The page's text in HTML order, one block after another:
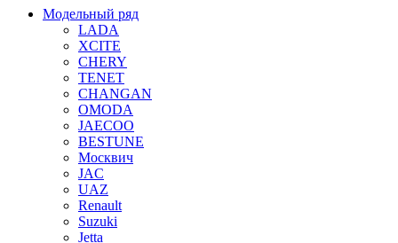
Модельный ряд
LADA
XCITE
CHERY
TENET
CHANGAN
OMODA
JAECOO
BESTUNE
Москвич
JAC
UAZ
Renault
Suzuki
Jetta